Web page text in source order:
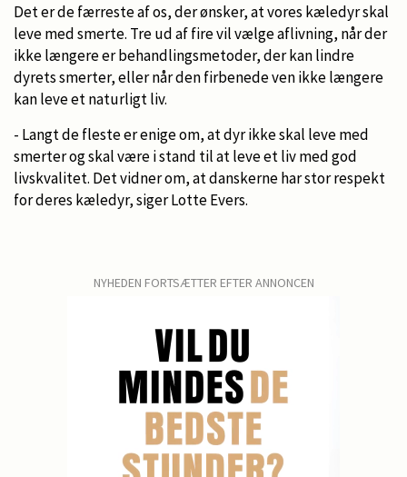
Det er de færreste af os, der ønsker, at vores kæledyr skal
leve med smerte. Tre ud af fire vil vælge aflivning, når der
ikke længere er behandlingsmetoder, der kan lindre
dyrets smerter, eller når den firbenede ven ikke længere
kan leve et naturligt liv.
- Langt de fleste er enige om, at dyr ikke skal leve med
smerter og skal være i stand til at leve et liv med god
livskvalitet. Det vidner om, at danskerne har stor respekt
for deres kæledyr, siger Lotte Evers.
NYHEDEN FORTSÆTTER EFTER ANNONCEN